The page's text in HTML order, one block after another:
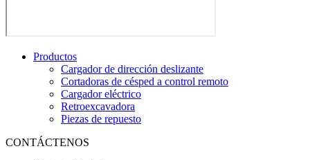
Productos
Cargador de dirección deslizante
Cortadoras de césped a control remoto
Cargador eléctrico
Retroexcavadora
Piezas de repuesto
CONTÁCTENOS